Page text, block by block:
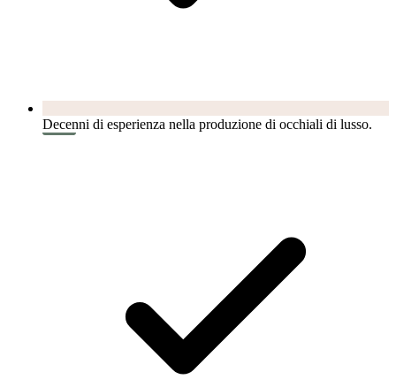
Decenni di esperienza nella produzione di occhiali di lusso.